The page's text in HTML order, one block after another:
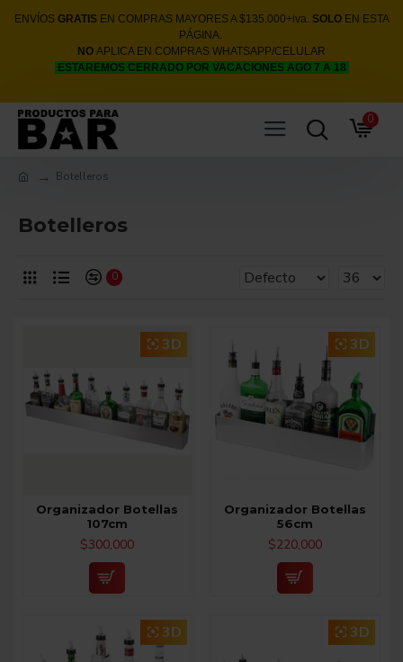
ENVÍOS GRATISEN COMPRAS MAYORES A $135.000+iva. SOLOEN ESTA
PÁGINA.
NO APLICA EN COMPRAS WHATSAPP/CELULAR
ESTAREMOS CERRADO POR VACACIONES AGO 7 A 18
0
Botelleros
Botelleros
0
3D
Organizador Botellas
107cm
$300,000
3D
Organizador Botellas
56cm
$220,000
3D 3D